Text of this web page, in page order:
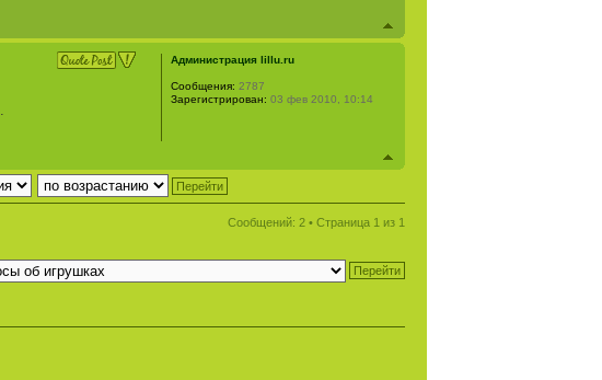
Администрация lillu.ru
Сообщения: 2787
Зарегистрирован: 03 фев 2010, 10:14
Сообщений: 2 • Страница 1 из 1